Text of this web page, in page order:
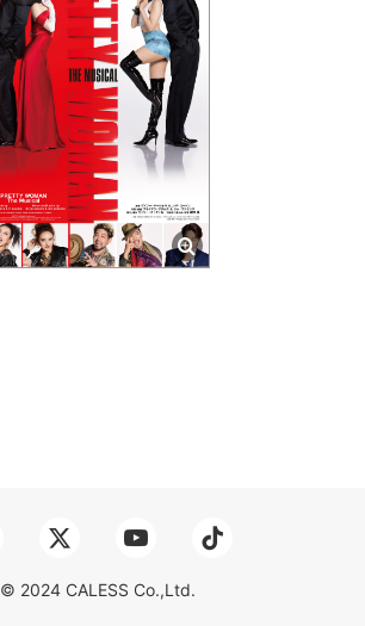
CONTACT
© 2024 CALESS Co.,Ltd.